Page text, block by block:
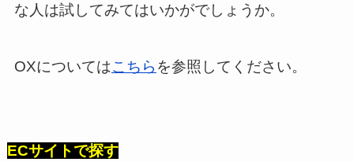
な人は試してみてはいかがでしょうか。
OXについてはこちら を参照してください。
ECサイトで探す